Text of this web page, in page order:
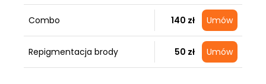
Combo 140 zł Umów
Repigmentacja brody 50 zł Umów